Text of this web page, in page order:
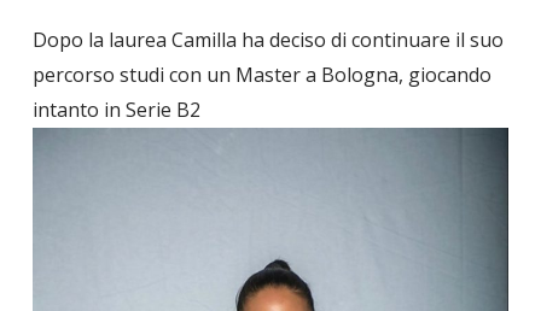
Dopo la laurea Camilla ha deciso di continuare il suo
percorso studi con un Master a Bologna, giocando
intanto in Serie B2